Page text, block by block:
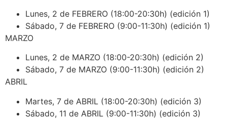
Lunes, 2 de FEBRERO (18:00-20:30h) (edición 1)
Sábado, 7 de FEBRERO (9:00-11:30h) (edición 1)
MARZO
Lunes, 2 de MARZO (18:00-20:30h) (edición 2)
Sábado, 7 de MARZO (9:00-11:30h) (edición 2)
ABRIL
Martes, 7 de ABRIL (18:00-20:30h) (edición 3)
Sábado, 11 de ABRIL (9:00-11:30h) (edición 3)